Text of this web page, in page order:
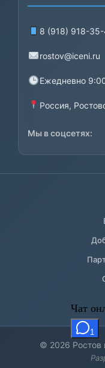
8 (918) 918-
rostov@iceni.ru
Ежедневно
Россия,
Мы в соцсетях:
© 2026